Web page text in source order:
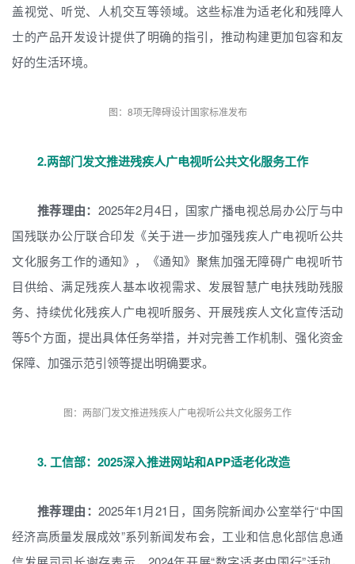
盖视觉、听觉、人机交互等领域。这些标准为适老化和残障人
士的产品开发设计提供了明确的指引，推动构建更加包容和友
好的生活环境。
图：8项无障碍设计国家标准发布
2.两部门发文推进残疾人广电视听公共文化服务工作
推荐理由： 2025年2月4日，国家广播电视总局办公厅与中
国残联办公厅联合印发《关于进一步加强残疾人广电视听公共
文化服务工作的通知》，《通知》聚焦加强无障碍广电视听节
目供给、满足残疾人基本收视需求、发展智慧广电扶残助残服
务、持续优化残疾人广电视听服务、开展残疾人文化宣传活动
等5个方面，提出具体任务举措，并对完善工作机制、强化资金
保障、加强示范引领等提出明确要求。
图：两部门发文推进残疾人广电视听公共文化服务工作
3.工信部：2025深入推进网站和APP适老化改造
推荐理由：2025年1月21日，国务院新闻办公室举行“中国
经济高质量发展成效”系列新闻发布会，工业和信息化部信息通